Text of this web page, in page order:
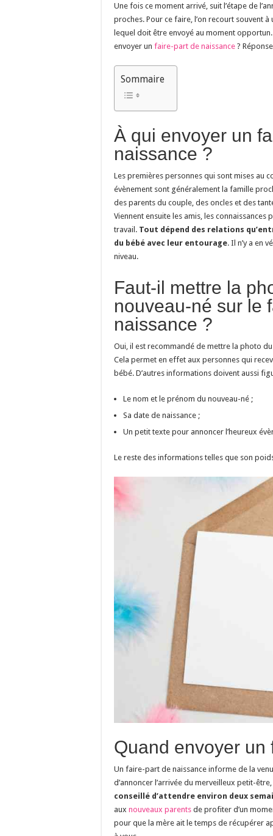
Une fois ce moment arrivé, suit l’étape de
proches. Pour ce faire, l’on recourt souvent
lequel doit être envoyé au moment
envoyer un faire-part de naissance ?
Sommaire
À qui envoyer un
naissance ?
Les premières personnes qui sont mises au
évènement sont généralement la famille
des parents du couple, des oncles et des
Viennent ensuite les amis, les connaissances
travail. Tout dépend des relations
du bébé avec leur entourage. Il n’y a en
niveau.
Faut-il mettre la
nouveau-né sur le
naissance ?
Oui, il est recommandé de mettre la photo
Cela permet en effet aux personnes qui
bébé. D’autres informations doivent aussi
Le nom et le prénom du nouveau-né ;
Sa date de naissance ;
Un petit texte pour annoncer l’heureux
Le reste des informations telles que son
Quand envoyer
Un faire-part de naissance informe de la
d’annoncer l’arrivée du merveilleux petit-
conseillé d’attendre environ deux
aux nouveaux parents de profiter d’un
pour que la mère ait le temps de récupérer